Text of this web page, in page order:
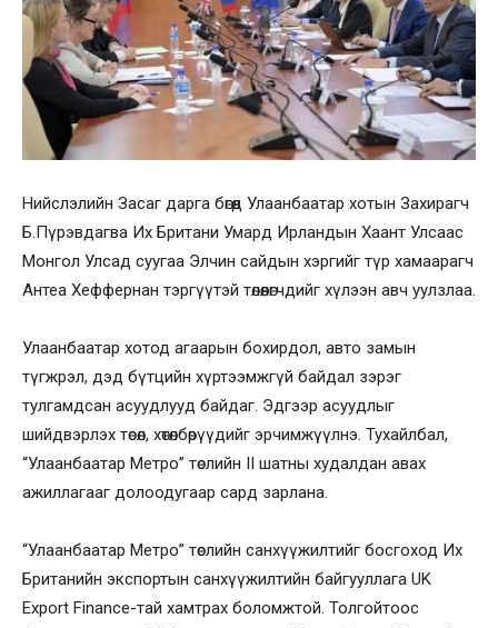
Нийслэлийн Засаг дарга бөгөөд Улаанбаатар хотын Захирагч
Б.Пүрэвдагва Их Британи Умард Ирландын Хаант Улсаас
Монгол Улсад суугаа Элчин сайдын хэргийг түр хамаарагч
Антеа Хеффернан тэргүүтэй төлөөлөгчдийг хүлээн авч уулзлаа.
Улаанбаатар хотод агаарын бохирдол, авто замын
түгжрэл, дэд бүтцийн хүртээмжгүй байдал зэрэг
тулгамдсан асуудлууд байдаг. Эдгээр асуудлыг
шийдвэрлэх төсөл, хөтөлбөрүүдийг эрчимжүүлнэ. Тухайлбал,
“Улаанбаатар Метро” төслийн II шатны худалдан авах
ажиллагааг долоодугаар сард зарлана.
“Улаанбаатар Метро” төслийн санхүүжилтийг босгоход Их
Британийн экспортын санхүүжилтийн байгууллага UK
Export Finance-тай хамтрах боломжтой. Толгойтоос